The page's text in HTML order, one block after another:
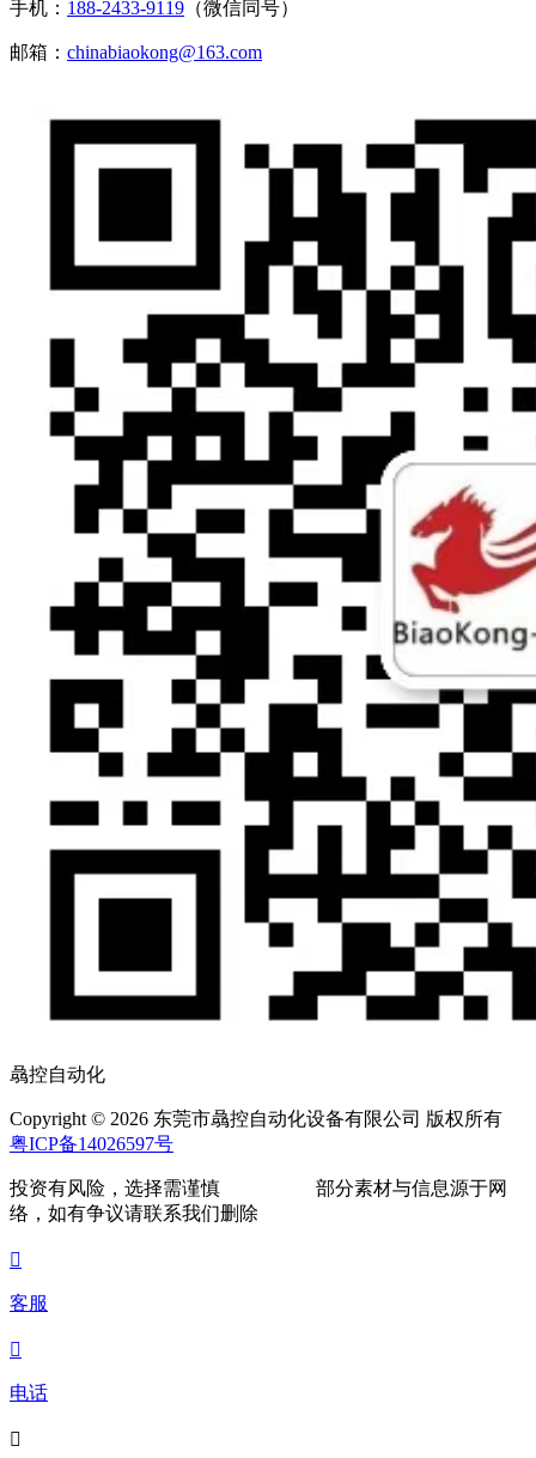
手机： 188-2433-9119 （微信同号）
邮箱： chinabiaokong@163.com
骉控自动化
Copyright © 2026 东莞市骉控自动化设备有限公司 版权所有
粤ICP备14026597号
投资有风险，选择需谨慎 部分素材与信息源于网
络，如有争议请联系我们删除

客服

电话
